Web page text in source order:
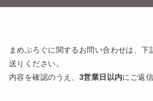
まめぶろぐに関するお問い合わせは、下
送りください。
内容を確認のうえ、 3営業日以内にご返